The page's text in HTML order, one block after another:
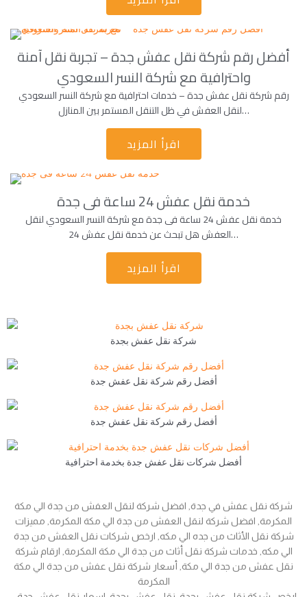
أفضل رقم شركة نقل عفش جدة – تجربة نقل آمنة
واحترافية مع شركة النسر السعودي
رقم شركة نقل عفش جدة – خدمات احترافية مع شركة النسر السعودي
لنقل العفش في ظل التنقل المستمر بين المنازل…
اقرأ المزيد
خدمة نقل عفش 24 ساعة فى جدة
خدمة نقل عفش 24 ساعة فى جدة مع شركة النسر السعودي لنقل
العفش هل تبحث عن خدمة نقل عفش 24…
اقرأ المزيد
شركة نقل عفش بجدة
أفضل رقم شركة نقل عفش جدة
أفضل رقم شركة نقل عفش جدة
أفضل شركات نقل عفش جدة بخدمة احترافية
شركة نقل عفش في جدة, افضل شركة لنقل العفش من جدة الي مكة
المكرمة, افضل شركة لنقل العفش من جدة الي مكة المكرمة, مميزات
شركة نقل الأثاث من جده الي مكه, ارخص شركات نقل العفش من جدة
الي مكه, خدمات شركة نقل أثاث من جدة الي مكة المكرمة, ارقام شركة
نقل عفش من جدة الي مكة, أسعار شركة نقل عفش من جدة الي مكة
المكرمة